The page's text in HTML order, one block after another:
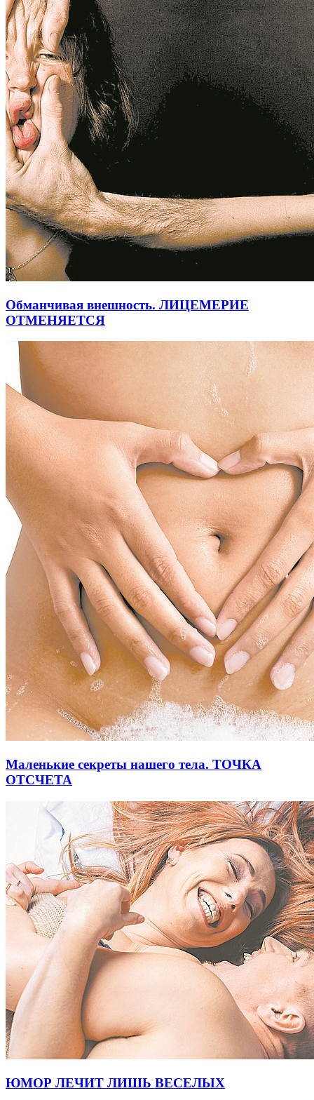
Обманчивая внешность. ЛИЦЕМЕРИЕ
ОТМЕНЯЕТСЯ
Маленькие секреты нашего тела. ТОЧКА
ОТСЧЕТА
ЮМОР ЛЕЧИТ ЛИШЬ ВЕСЕЛЫХ